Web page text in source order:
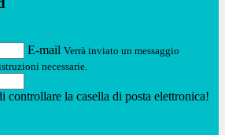
E-mail Verrà inviato un messaggio
necessarie.
controllare la casella di posta elettronica!